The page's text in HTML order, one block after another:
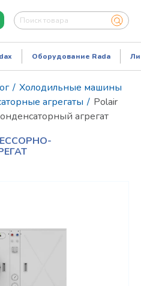
Оборудование Rada
/ Холодильные машины
агрегаты / Polair
агрегат